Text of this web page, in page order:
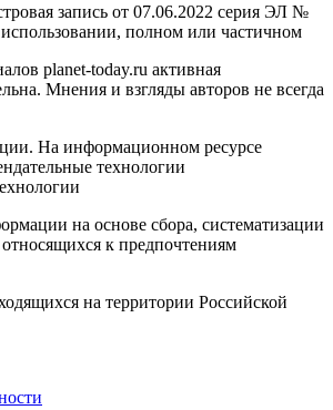
запись от 07.06.2022 серия ЭЛ №
полном или частичном
planet-today.ru активная
Мнения и взгляды авторов не всегда
На информационном ресурсе
технологии
на основе сбора, систематизации
к предпочтениям
на территории Российской